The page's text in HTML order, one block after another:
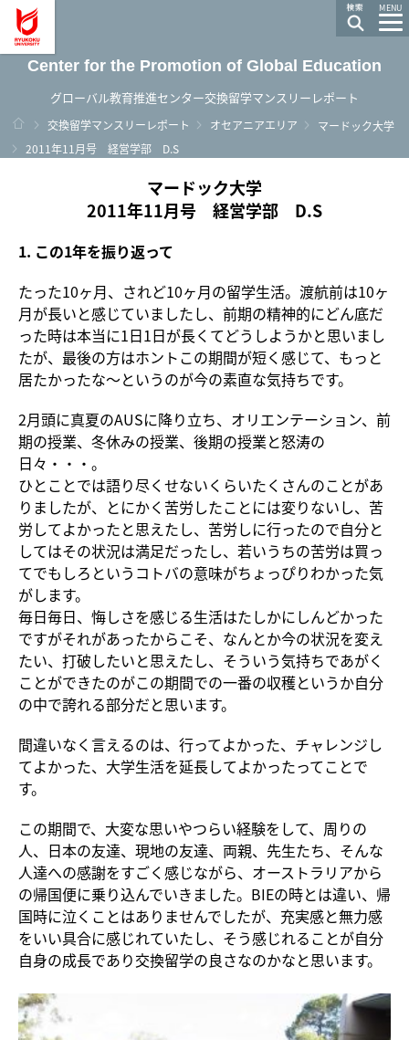
MENU
Center for the Promotion of Global Education
グローバル教育推進センター交換留学マンスリーレポート
ホーム
交換留学マンスリーレポート オセアニアエリア
マードック大学
2011年11月号 経営学部 D.S
マードック大学
2011年11月号 経営学部 D.S
1. この1年を振り返って
たった10ヶ月、されど10ヶ月の留学生活。渡航前は10ヶ
月が長いと感じていましたし、前期の精神的にどん底だ
った時は本当に1日1日が長くてどうしようかと思いまし
たが、最後の方はホントこの期間が短く感じて、もっと
居たかったな～というのが今の素直な気持ちです。
2月頭に真夏のAUSに降り立ち、オリエンテーション、前
期の授業、冬休みの授業、後期の授業と怒涛の
日々・・・。
ひとことでは語り尽くせないくらいたくさんのことがあ
りましたが、とにかく苦労したことには変りないし、苦
労してよかったと思えたし、苦労しに行ったので自分と
してはその状況は満足だったし、若いうちの苦労は買っ
てでもしろというコトバの意味がちょっぴりわかった気
がします。
毎日毎日、悔しさを感じる生活はたしかにしんどかった
ですがそれがあったからこそ、なんとか今の状況を変え
たい、打破したいと思えたし、そういう気持ちであがく
ことができたのがこの期間での一番の収穫というか自分
の中で誇れる部分だと思います。
間違いなく言えるのは、行ってよかった、チャレンジし
てよかった、大学生活を延長してよかったってことで
す。
この期間で、大変な思いやつらい経験をして、周りの
人、日本の友達、現地の友達、両親、先生たち、そんな
人達への感謝をすごく感じながら、オーストラリアから
の帰国便に乗り込んでいきました。BIEの時とは違い、帰
国時に泣くことはありませんでしたが、充実感と無力感
をいい具合に感じれていたし、そう感じれることが自分
自身の成長であり交換留学の良さなのかなと思います。